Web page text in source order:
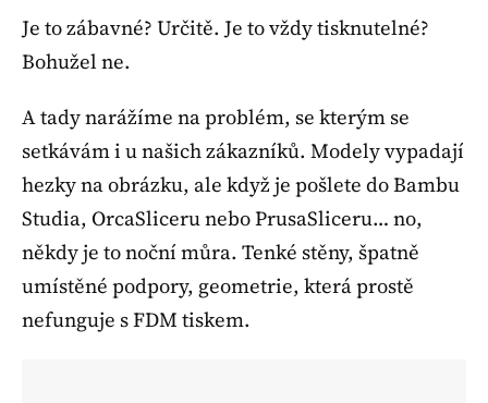
Je to zábavné? Určitě. Je to vždy tisknutelné?
Bohužel ne.
A tady narážíme na problém, se kterým se
setkávám i u našich zákazníků. Modely vypadají
hezky na obrázku, ale když je pošlete do Bambu
Studia, OrcaSliceru nebo PrusaSliceru… no,
někdy je to noční můra. Tenké stěny, špatně
umístěné podpory, geometrie, která prostě
nefunguje s FDM tiskem.